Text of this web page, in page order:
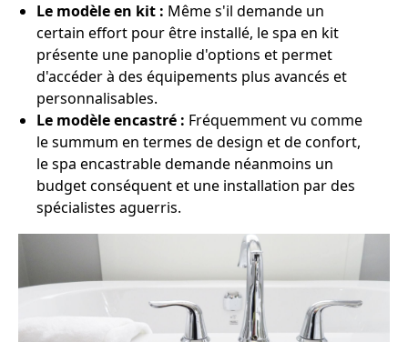
Le modèle en kit : Même s'il demande un
certain effort pour être installé, le spa en kit
présente une panoplie d'options et permet
d'accéder à des équipements plus avancés et
personnalisables.
Le modèle encastré : Fréquemment vu comme
le summum en termes de design et de confort,
le spa encastrable demande néanmoins un
budget conséquent et une installation par des
spécialistes aguerris.